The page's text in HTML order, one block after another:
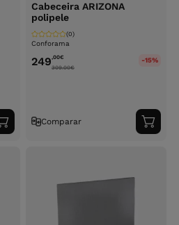
Adicionar
ao
Cabeceira ARIZONA
polipele
Conforama
(0)
249,00€
309.00€
-15%
Comparar
ao